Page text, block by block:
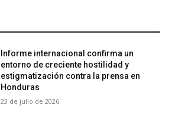
Informe internacional confirma un
entorno de creciente hostilidad y
estigmatización contra la prensa en
Honduras
23 de julio de 2026